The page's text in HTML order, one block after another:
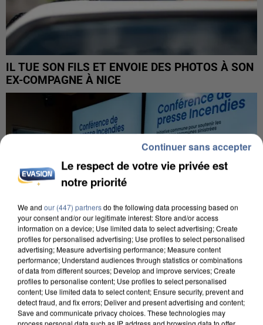
IL TUE SON FILS ET ENVOIE DES PHOTOS À SON
EX-COMPAGNE À NICE
INCENDIES : L’ÎLE-DE-FRANCE LANCE UN ÉLAN
DE SOLIDARITÉ AVEC LES...
Le respect de votre vie privée est
notre priorité
We and our (447) partnersdo the following data processing based on
your consent and/or our legitimate interest: Store and/or access
information on a device; Use limited data to select advertising; Create
profiles for personalised advertising; Use profiles to select personalised
advertising; Measure advertising performance; Measure content
performance; Understand audiences through statistics or combinations
of data from different sources; Develop and improve services; Create
profiles to personalise content; Use profiles to select personalised
content; Use limited data to select content; Ensure security, prevent and
detect fraud, and fix errors; Deliver and present advertising and content;
Save and communicate privacy choices. These technologies may
process personal data such as IP address and browsing data to offer
Continuer sans accepter